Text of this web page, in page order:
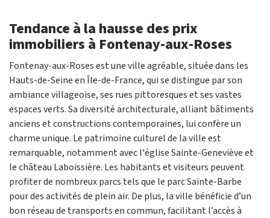
Tendance à la hausse des prix
immobiliers à Fontenay-aux-Roses
Fontenay-aux-Roses est une ville agréable, située dans les
Hauts-de-Seine en Île-de-France, qui se distingue par son
ambiance villageoise, ses rues pittoresques et ses vastes
espaces verts. Sa diversité architecturale, alliant bâtiments
anciens et constructions contemporaines, lui confère un
charme unique. Le patrimoine culturel de la ville est
remarquable, notamment avec l'église Sainte-Geneviève et
le château Laboissière. Les habitants et visiteurs peuvent
profiter de nombreux parcs tels que le parc Sainte-Barbe
pour des activités de plein air. De plus, la ville bénéficie d’un
bon réseau de transports en commun, facilitant l’accès à